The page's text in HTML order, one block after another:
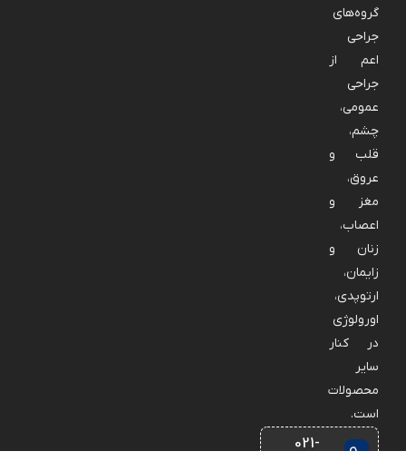
گروه‌های
جراحی
اعم از
جراحی
عمومی،
چشم،
قلب و
عروق،
مغز و
اعصاب،
زنان و
زایمان،
ارتوپدی،
اورولوژی
در کنار
سایر
محصولات
است.
021-